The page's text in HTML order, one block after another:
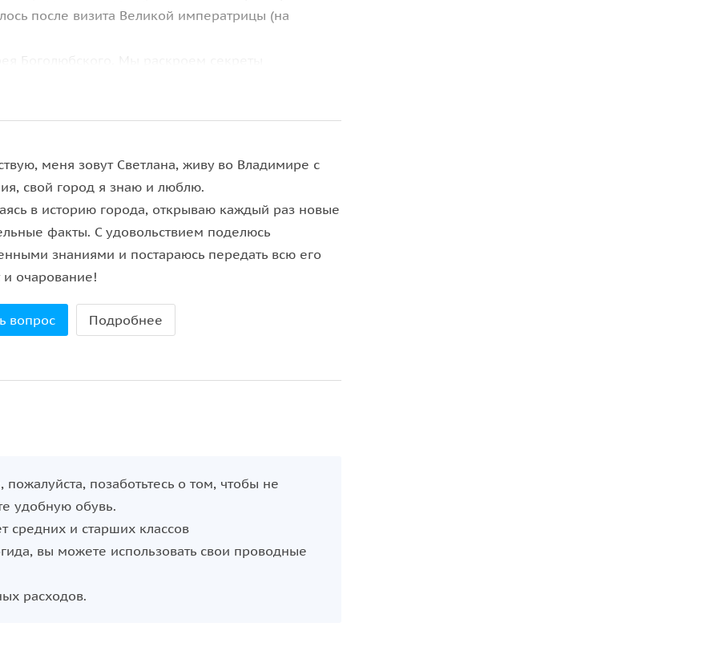
после визита Великой императрицы (на
края, а также расскажем, почему его
с подвигами Геракла и вознесением великого
во Владимире появились эти греческие
и забавными скульптурами. Насладитесь
четырёх обзорных площадок.
меня зовут Светлана, живу во Владимире с
свой город я знаю и люблю.
в историю города, открываю каждый раз новые
факты. С удовольствием поделюсь
знаниями и постараюсь передать всю его
и очарование!
вопрос Подробнее
позаботьтесь о том, чтобы не
удобную обувь.
средних и старших классов
вы можете использовать свои проводные
расходов.